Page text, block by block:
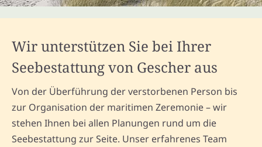
Wir unterstützen Sie bei Ihrer
Seebestattung von Gescher aus
Von der Überführung der verstorbenen Person bis
zur Organisation der maritimen Zeremonie – wir
stehen Ihnen bei allen Planungen rund um die
Seebestattung zur Seite. Unser erfahrenes Team